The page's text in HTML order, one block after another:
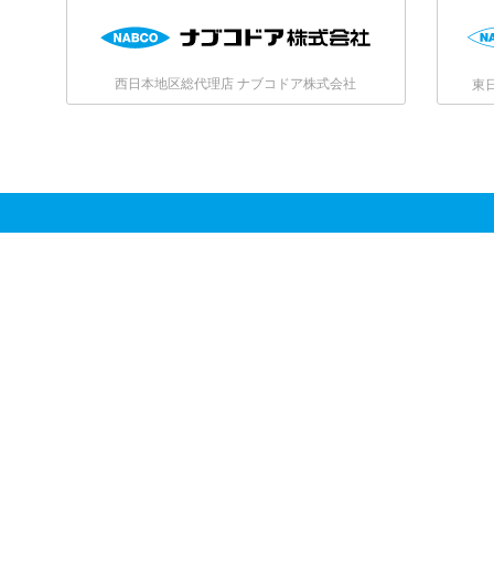
西日本地区総代理店 ナブコドア株式会社 東